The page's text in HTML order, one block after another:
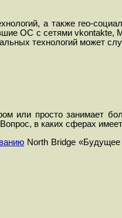
а также гео-
ОС с сетями
технологий может
или просто занимает
в каких сферах
North Bridge «Будущее